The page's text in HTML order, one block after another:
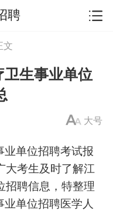
聘
文
生事业单位
大号
业单位招聘考试报
大考生及时了解江
招聘信息，特整理
业单位招聘医学人